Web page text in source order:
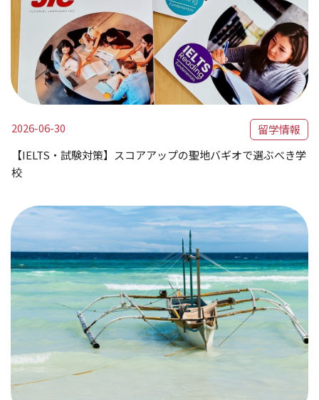
2026-06-30
留学情報
【IELTS・試験対策】スコアアップの聖地バギオで選ぶべき学
校